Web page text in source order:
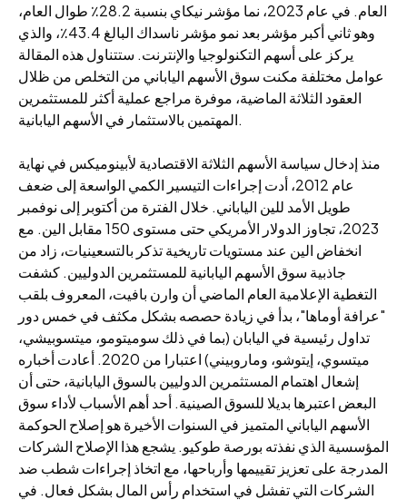
العام. في عام 2023، نما مؤشر نيكاي بنسبة 28.2٪ طوال العام،
وهو ثاني أكبر مؤشر بعد نمو مؤشر ناسداك البالغ 43.4٪، والذي
يركز على أسهم التكنولوجيا والإنترنت. ستتناول هذه المقالة
عوامل مختلفة مكنت سوق الأسهم الياباني من التخلص من ظلال
العقود الثلاثة الماضية، موفرة مراجع عملية أكثر للمستثمرين
المهتمين بالاستثمار في الأسهم اليابانية.
منذ إدخال سياسة الأسهم الثلاثة الاقتصادية لأبينوميكس في نهاية
عام 2012، أدت إجراءات التيسير الكمي الواسعة إلى ضعف
طويل الأمد للين الياباني. خلال الفترة من أكتوبر إلى نوفمبر
2023، تجاوز الدولار الأمريكي حتى مستوى 150 مقابل الين. مع
انخفاض الين عند مستويات تاريخية تذكر بالتسعينيات، زاد من
جاذبية سوق الأسهم اليابانية للمستثمرين الدوليين. كشفت
التغطية الإعلامية العام الماضي أن وارن بافيت، المعروف بلقب
"عرافة أوماها"، بدأ في زيادة حصصه بشكل مكثف في خمس دور
تداول رئيسية في اليابان (بما في ذلك سوميتومو، ميتسوبيشي،
ميتسوي، إيتوشو، وماروبيني) اعتبارا من 2020. أعادت أخباره
إشعال اهتمام المستثمرين الدوليين بالسوق اليابانية، حتى أن
البعض اعتبرها بديلا للسوق الصينية. أحد أهم الأسباب لأداء سوق
الأسهم الياباني المتميز في السنوات الأخيرة هو إصلاح الحوكمة
المؤسسية الذي نفذته بورصة طوكيو. يشجع هذا الإصلاح الشركات
المدرجة على تعزيز تقييمها وأرباحها، مع اتخاذ إجراءات شطب ضد
الشركات التي تفشل في استخدام رأس المال بشكل فعال. في